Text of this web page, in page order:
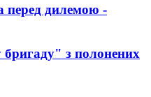
перед дилемою -
з полонених